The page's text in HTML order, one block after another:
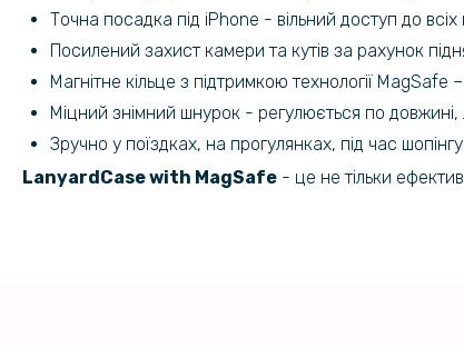
Точна посадка під iPhone - вільний доступ до всіх
Посилений захист камери та кутів за рахунок
Магнітне кільце з підтримкою технології
Міцний знімний шнурок - регулюється по
Зручно у поїздках, на прогулянках, під час
LanyardCase with MagSafe - це не тільки